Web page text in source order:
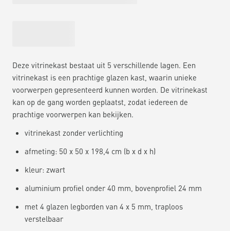
Deze vitrinekast bestaat uit 5 verschillende lagen. Een
vitrinekast is een prachtige glazen kast, waarin unieke
voorwerpen gepresenteerd kunnen worden. De vitrinekast
kan op de gang worden geplaatst, zodat iedereen de
prachtige voorwerpen kan bekijken.
vitrinekast zonder verlichting
afmeting: 50 x 50 x 198,4 cm (b x d x h)
kleur: zwart
aluminium profiel onder 40 mm, bovenprofiel 24 mm
met 4 glazen legborden van 4 x 5 mm, traploos
verstelbaar